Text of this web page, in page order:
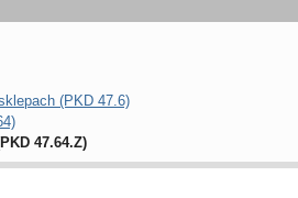
(PKD 47.6)
47.64.Z)